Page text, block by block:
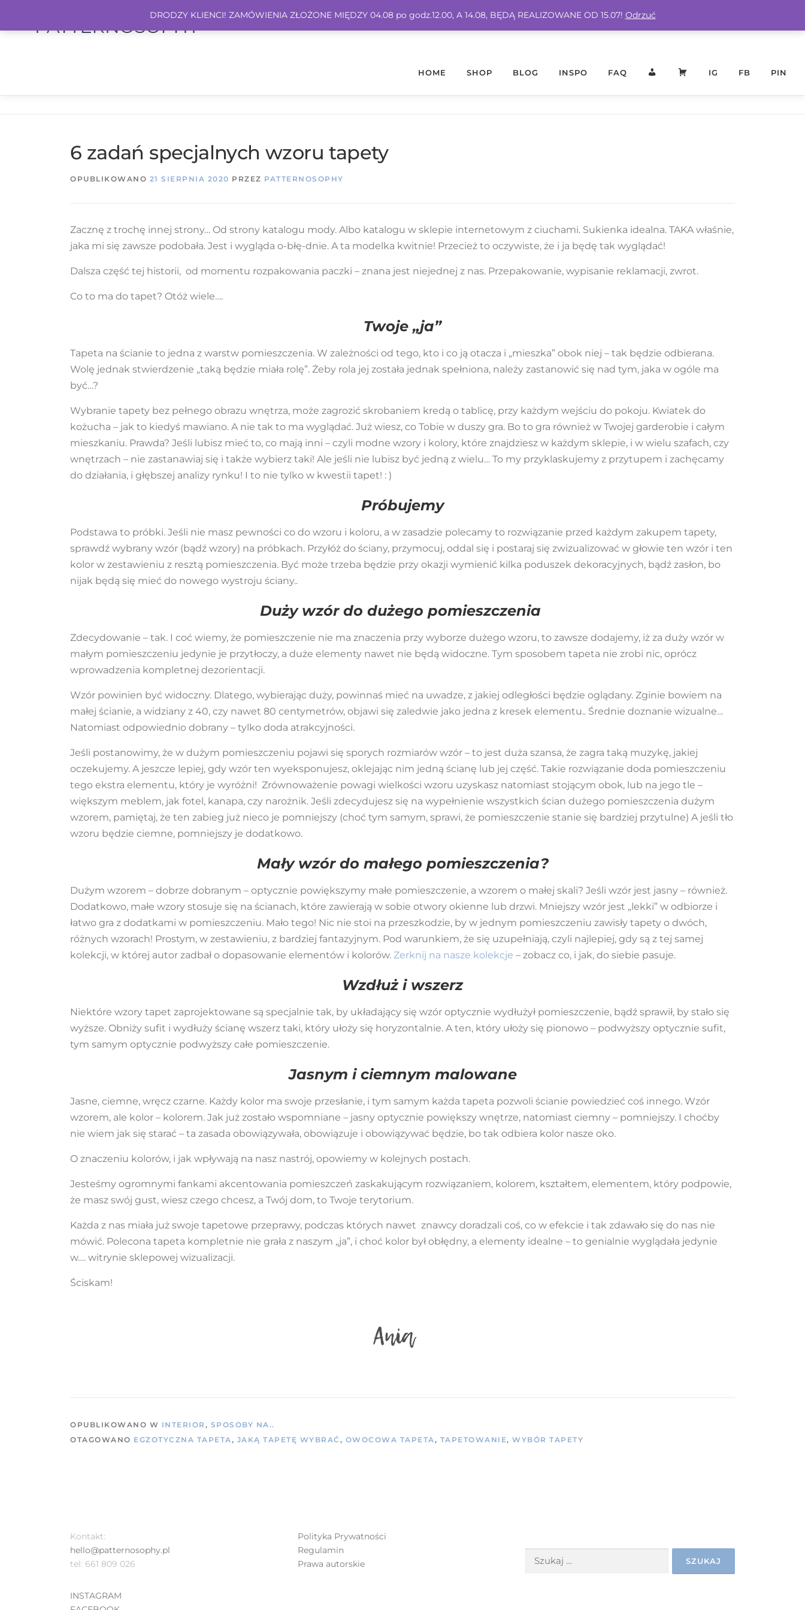
HOME SHOP BLOG INSPO FAQ KONTO KOSZYK
IG FB PIN
6 zadań specjalnych wzoru tapety
OPUBLIKOWANO 21 SIERPNIA 2020 PRZEZ PATTERNOSOPHY
Zacznę z trochę innej strony… Od strony katalogu mody. Albo katalogu w sklepie internetowym z ciuchami. Sukienka idealna. TAKA właśnie,
jaka mi się zawsze podobała. Jest i wygląda o-błę-dnie. A ta modelka kwitnie! Przecież to oczywiste, że i ja będę tak wyglądać!
Dalsza część tej historii, od momentu rozpakowania paczki – znana jest niejednej z nas. Przepakowanie, wypisanie reklamacji, zwrot.
Co to ma do tapet? Otóż wiele….
Twoje „ja”
Tapeta na ścianie to jedna z warstw pomieszczenia. W zależności od tego, kto i co ją otacza i „mieszka” obok niej – tak będzie odbierana.
Wolę jednak stwierdzenie „taką będzie miała rolę”. Żeby rola jej została jednak spełniona, należy zastanowić się nad tym, jaka w ogóle ma
być…?
Wybranie tapety bez pełnego obrazu wnętrza, może zagrozić skrobaniem kredą o tablicę, przy każdym wejściu do pokoju. Kwiatek do
kożucha – jak to kiedyś mawiano. A nie tak to ma wyglądać. Już wiesz, co Tobie w duszy gra. Bo to gra również w Twojej garderobie i całym
mieszkaniu. Prawda? Jeśli lubisz mieć to, co mają inni – czyli modne wzory i kolory, które znajdziesz w każdym sklepie, i w wielu szafach, czy
wnętrzach – nie zastanawiaj się i także wybierz taki! Ale jeśli nie lubisz być jedną z wielu… To my przyklaskujemy z przytupem i zachęcamy
do działania, i głębszej analizy rynku! I to nie tylko w kwestii tapet! : )
Próbujemy
Podstawa to próbki. Jeśli nie masz pewności co do wzoru i koloru, a w zasadzie polecamy to rozwiązanie przed każdym zakupem tapety,
sprawdź wybrany wzór (bądź wzory) na próbkach. Przyłóż do ściany, przymocuj, oddal się i postaraj się zwizualizować w głowie ten wzór i ten
kolor w zestawieniu z resztą pomieszczenia. Być może trzeba będzie przy okazji wymienić kilka poduszek dekoracyjnych, bądź zasłon, bo
nijak będą się mieć do nowego wystroju ściany..
Duży wzór do dużego pomieszczenia
Zdecydowanie – tak. I coć wiemy, że pomieszczenie nie ma znaczenia przy wyborze dużego wzoru, to zawsze dodajemy, iż za duży wzór w
małym pomieszczeniu jedynie je przytłoczy, a duże elementy nawet nie będą widoczne. Tym sposobem tapeta nie zrobi nic, oprócz
wprowadzenia kompletnej dezorientacji.
Wzór powinien być widoczny. Dlatego, wybierając duży, powinnaś mieć na uwadze, z jakiej odległości będzie oglądany. Zginie bowiem na
małej ścianie, a widziany z 40, czy nawet 80 centymetrów, objawi się zaledwie jako jedna z kresek elementu.. Średnie doznanie wizualne…
Natomiast odpowiednio dobrany – tylko doda atrakcyjności.
Jeśli postanowimy, że w dużym pomieszczeniu pojawi się sporych rozmiarów wzór – to jest duża szansa, że zagra taką muzykę, jakiej
oczekujemy. A jeszcze lepiej, gdy wzór ten wyeksponujesz, oklejając nim jedną ścianę lub jej część. Takie rozwiązanie doda pomieszczeniu
tego ekstra elementu, który je wyróżni! Zrównoważenie powagi wielkości wzoru uzyskasz natomiast stojącym obok, lub na jego tle –
większym meblem, jak fotel, kanapa, czy narożnik. Jeśli zdecydujesz się na wypełnienie wszystkich ścian dużego pomieszczenia dużym
wzorem, pamiętaj, że ten zabieg już nieco je pomniejszy (choć tym samym, sprawi, że pomieszczenie stanie się bardziej przytulne) A jeśli tło
wzoru będzie ciemne, pomniejszy je dodatkowo.
Mały wzór do małego pomieszczenia?
Dużym wzorem – dobrze dobranym – optycznie powiększymy małe pomieszczenie, a wzorem o małej skali? Jeśli wzór jest jasny – również.
Dodatkowo, małe wzory stosuje się na ścianach, które zawierają w sobie otwory okienne lub drzwi. Mniejszy wzór jest „lekki” w odbiorze i
łatwo gra z dodatkami w pomieszczeniu. Mało tego! Nic nie stoi na przeszkodzie, by w jednym pomieszczeniu zawisły tapety o dwóch,
różnych wzorach! Prostym, w zestawieniu, z bardziej fantazyjnym. Pod warunkiem, że się uzupełniają, czyli najlepiej, gdy są z tej samej
kolekcji, w której autor zadbał o dopasowanie elementów i kolorów. Zerknij na nasze kolekcje – zobacz co, i jak, do siebie pasuje.
Wzdłuż i wszerz
Niektóre wzory tapet zaprojektowane są specjalnie tak, by układający się wzór optycznie wydłużył pomieszczenie, bądź sprawił, by stało się
wyższe. Obniży sufit i wydłuży ścianę wszerz taki, który ułoży się horyzontalnie. A ten, który ułoży się pionowo – podwyższy optycznie sufit,
tym samym optycznie podwyższy całe pomieszczenie.
Jasnym i ciemnym malowane
Jasne, ciemne, wręcz czarne. Każdy kolor ma swoje przesłanie, i tym samym każda tapeta pozwoli ścianie powiedzieć coś innego. Wzór
wzorem, ale kolor – kolorem. Jak już zostało wspomniane – jasny optycznie powiększy wnętrze, natomiast ciemny – pomniejszy. I choćby
nie wiem jak się starać – ta zasada obowiązywała, obowiązuje i obowiązywać będzie, bo tak odbiera kolor nasze oko.
O znaczeniu kolorów, i jak wpływają na nasz nastrój, opowiemy w kolejnych postach.
Jesteśmy ogromnymi fankami akcentowania pomieszczeń zaskakującym rozwiązaniem, kolorem, kształtem, elementem, który podpowie,
że masz swój gust, wiesz czego chcesz, a Twój dom, to Twoje terytorium.
Każda z nas miała już swoje tapetowe przeprawy, podczas których nawet znawcy doradzali coś, co w efekcie i tak zdawało się do nas nie
mówić. Polecona tapeta kompletnie nie grała z naszym „ja”, i choć kolor był obłędny, a elementy idealne – to genialnie wyglądała jedynie
w…. witrynie sklepowej wizualizacji.
Ściskam!
OPUBLIKOWANO W INTERIOR , SPOSOBY NA..
OTAGOWANO EGZOTYCZNA TAPETA, JAKĄ TAPETĘ WYBRAĆ , OWOCOWA TAPETA, TAPETOWANIE, WYBÓR TAPETY
Kontakt:
hello@patternosophy.pl
tel: 661 809 026
INSTAGRAM
Polityka Prywatności
Regulamin
Prawa autorskie
DRODZY KLIENCI! ZAMÓWIENIA ZŁOŻONE MIĘDZY 04.08 po godz.12.00, A 14.08, BĘDĄ REALIZOWANE OD 15.07! Odrzuć